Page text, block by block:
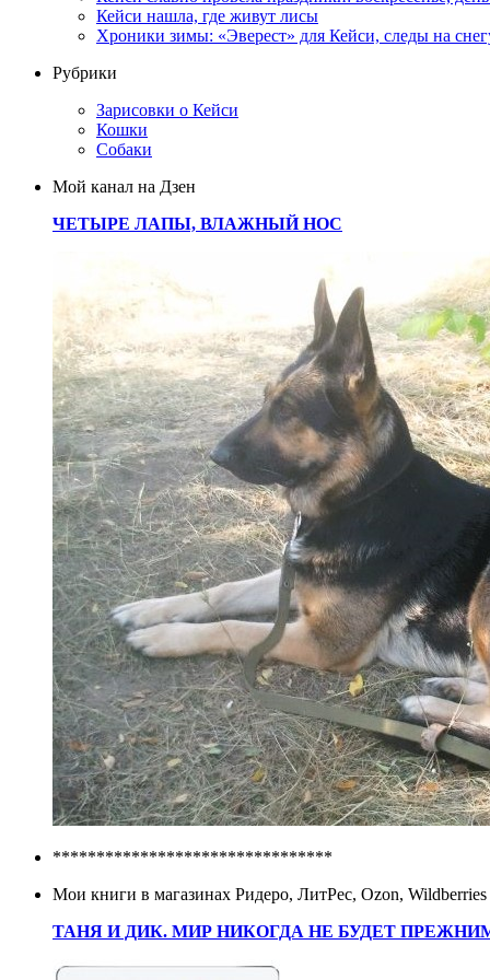
Кейси нашла, где живут лисы
Хроники зимы: «Эверест» для Кейси, следы на
Рубрики
Зарисовки о Кейси
Кошки
Собаки
Мой канал на Дзен
ЧЕТЫРЕ ЛАПЫ, ВЛАЖНЫЙ НОС
********************************
Мои книги в магазинах Ридеро, ЛитРес, Ozon, Wildberries
ТАНЯ И ДИК. МИР НИКОГДА НЕ БУДЕТ